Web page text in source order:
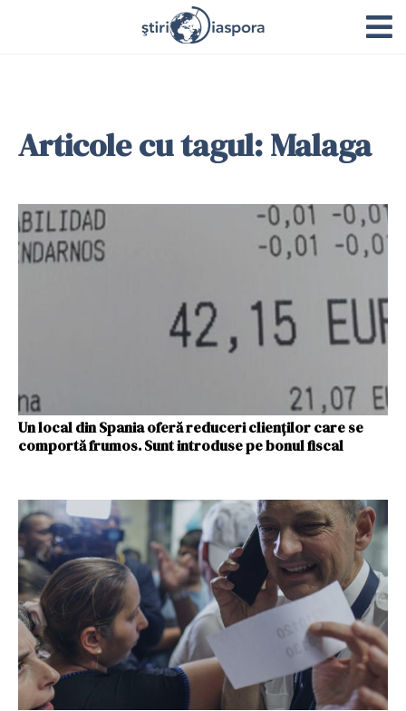
Articole cu tagul: Malaga
Un local din Spania oferă reduceri clienților care se
comportă frumos. Sunt introduse pe bonul fiscal